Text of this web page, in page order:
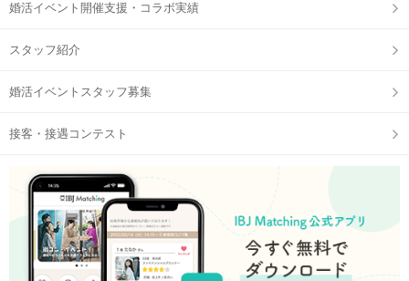
婚活イベント開催支援・コラボ実績
スタッフ紹介
婚活イベントスタッフ募集
接客・接遇コンテスト